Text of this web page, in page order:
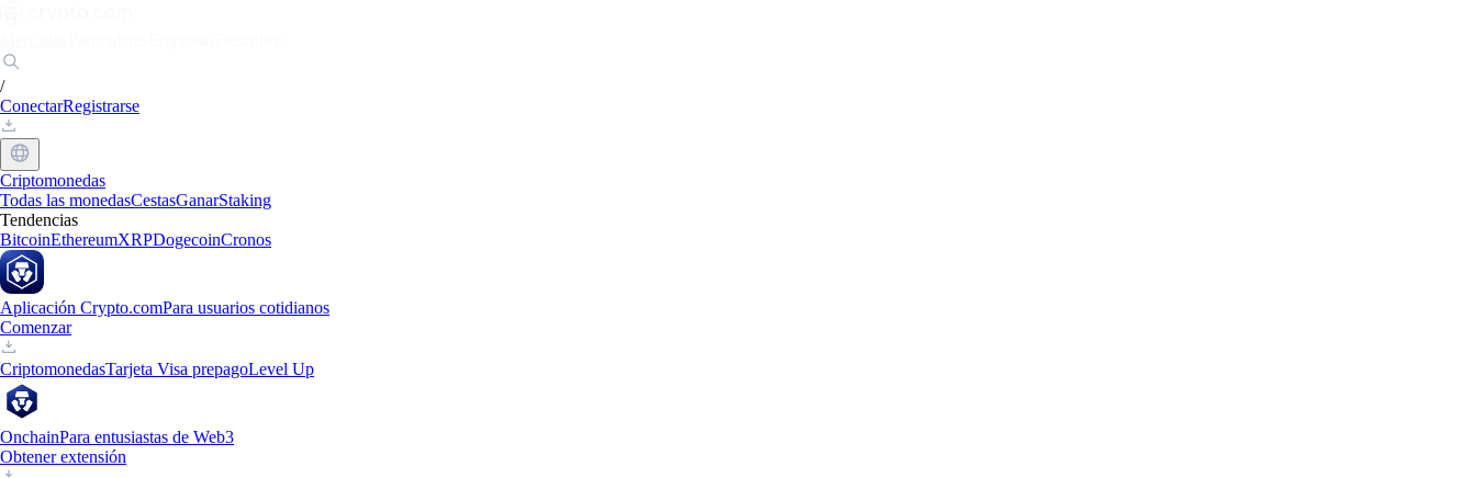
/
ConectarRegistrarse
Criptomonedas
Todas las monedasCestasGanarStaking
Tendencias
BitcoinEthereumXRPDogecoinCronos
Aplicación Crypto.comPara usuarios cotidianos
Comenzar
CriptomonedasTarjeta Visa prepagoLevel Up
OnchainPara entusiastas de Web3
Obtener extensión